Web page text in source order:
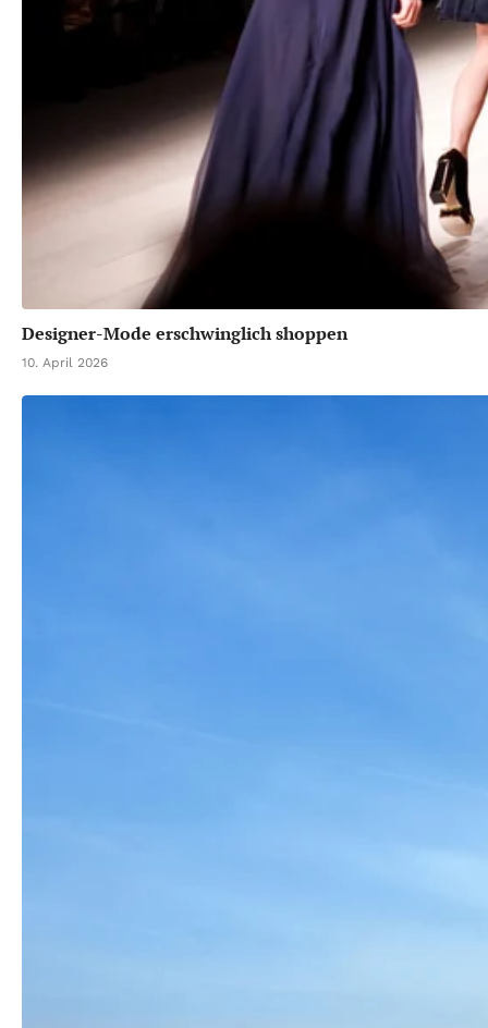
Designer-Mode erschwinglich shoppen
10. April 2026